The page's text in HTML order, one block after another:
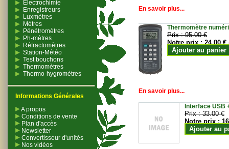
Electrochimie
Enregistreurs
Luxmètres
Mètres
Pénétromètres
Ph-mètres
Réfractomètres
Station-Météo
Test bouchons
Thermomètres
Thermo-hygromètres
Informations Générales
A propos
Conditions de vente
Plan d'accès
Newsletter
Convertisseur d'unités
Nos vidéos
En savoir plus...
Thermomètre
Prix :95.00 €
Notre prix :24.00 €
Ajouter au panier
En savoir plus...
Interface USB
Prix :33.00 €
Notre prix :
Ajouter au